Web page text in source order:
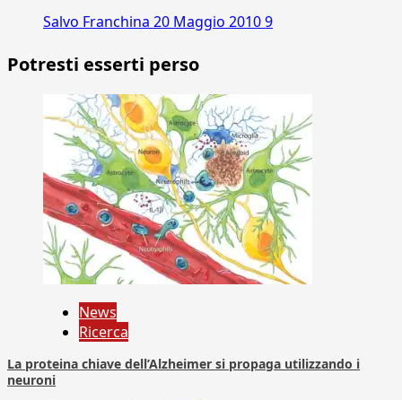
Salvo Franchina 20 Maggio 20109
Potresti esserti perso
News
Ricerca
La proteina chiave dell’Alzheimer si propaga utilizzando i
neuroni